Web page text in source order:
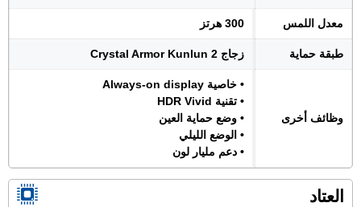
معدل اللمس 300 هرتز
طبقة حماية زجاج Crystal Armor Kunlun 2
وظائف أخرى
• خاصية Always-on display
• تقنية HDR Vivid
• وضع حماية العين
• الوضع الليلي
• دعم مليار لون
العتاد